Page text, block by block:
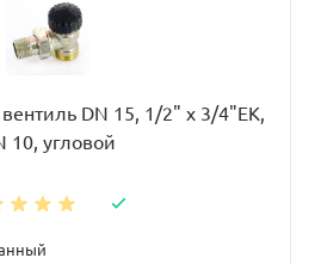
DN 15, 1/2" х 3/4"EK,
10, угловой